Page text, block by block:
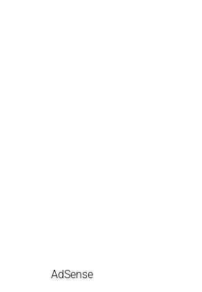
AdSense